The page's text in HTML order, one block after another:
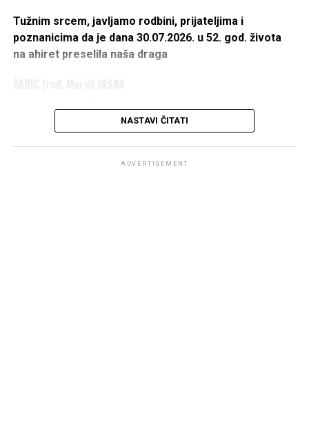
Tužnim srcem, javljamo rodbini, prijateljima i
poznanicima da je dana 30.07.2026. u 52. god. života
na ahiret preselila naša draga
žena Jasmina Mujagina
NASTAVI ČITATI
ADVERTISEMENT